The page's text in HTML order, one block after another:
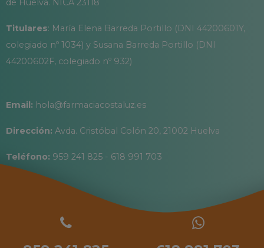
de Huelva. NICA 23118
Titulares: María Elena Barreda Portillo (DNI 44200601Y,
colegiado nº 1034) y Susana Barreda Portillo (DNI
44200602F, colegiado nº 932)
Email: hola@farmaciacostaluz.es
Dirección: Avda. Cristóbal Colón 20, 21002 Huelva
Teléfono: 959 241 825 - 618 991 703